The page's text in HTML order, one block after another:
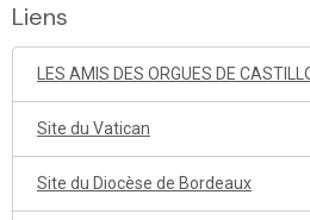
Liens
LES AMIS DES ORGUES DE
Site du Vatican
Site du Diocèse de Bordeaux